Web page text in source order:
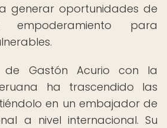
generar oportunidades de
empoderamiento para
de Gastón Acurio con la
ha trascendido las
en un embajador de
a nivel internacional. Su